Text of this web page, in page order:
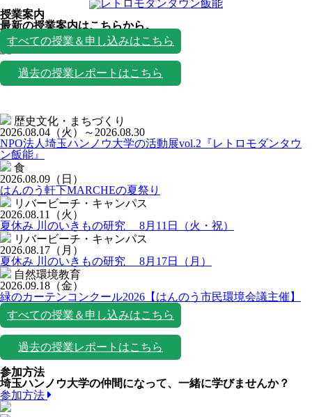
授業案内
最新の授業案内はこちらから。
授業一覧
すべての授業＆申し込みはこちら
過去の授業レポートはこちら
歴史文化・まちづくり
2026.08.04 （火）
～2026.08.30
NPO法人埼玉ハンノウ大学の活動展vol.2『レトロモダンタウ
ン飯能』
食
2026.08.09 （日）
はんのう軒下MARCHEの夏祭り
リバービーチ・キャンパス
2026.08.11
（火）
夏休み 川のいきもの研究 8月11日（火・祝）
リバービーチ・キャンパス
2026.08.17 （月）
夏休み 川のいきもの研究 8月17日（月）
自然環境教育
2026.09.18 （金）
緑のカーテンコンクール2026【はんのう市民環境会議主催】
すべての授業＆申し込みはこちら
過去の授業レポートはこちら
参加方法
埼玉ハンノウ大学の仲間になって、一緒に学びませんか？
参加方法